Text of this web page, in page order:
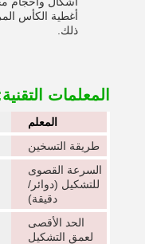
أغطية الكأس
ذلك.
المعلمات
المعلم
طريقة التسخين
السرعة القصوى
للتشكيل (دوائر/
دقيقة)
الحد الأقصى
لعمق التشكيل